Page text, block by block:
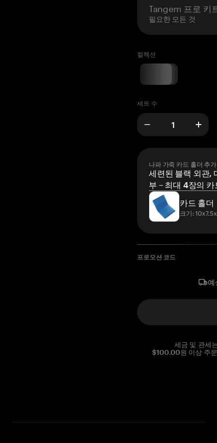
Tangem 프로 키
필요한 모든 것
컬렉션
세트 수
나파 가죽 카드 홀더 추가
세련된 블랙 외관,
부 – 최대 4장의
카드 홀더
크기:
프로모션 코드
예
세금 및 관세
$100.00원 이상 주